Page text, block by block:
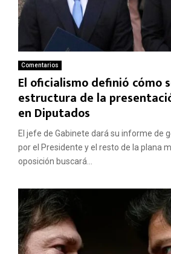
Comentarios
El oficialismo definió cómo
estructura de la
en Diputados
El jefe de Gabinete dará su informe de
por el Presidente y el resto de la plana
oposición buscará...